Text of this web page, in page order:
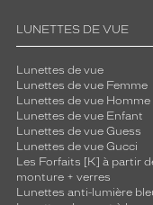
LUNETTES DE VUE
Lunettes de vue
Lunettes de vue Femme
Lunettes de vue Homme
Lunettes de vue Enfant
Lunettes de vue Guess
Lunettes de vue Gucci
Les Forfaits [K] à partir
monture + verres
Lunettes anti-lumière